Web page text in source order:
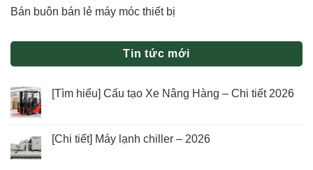
Bán buôn bán lẻ máy móc thiết bị
Tin tức mới
[Tìm hiểu] Cấu tạo Xe Nâng Hàng – Chi tiết 2026
[Chi tiết] Máy lạnh chiller – 2026